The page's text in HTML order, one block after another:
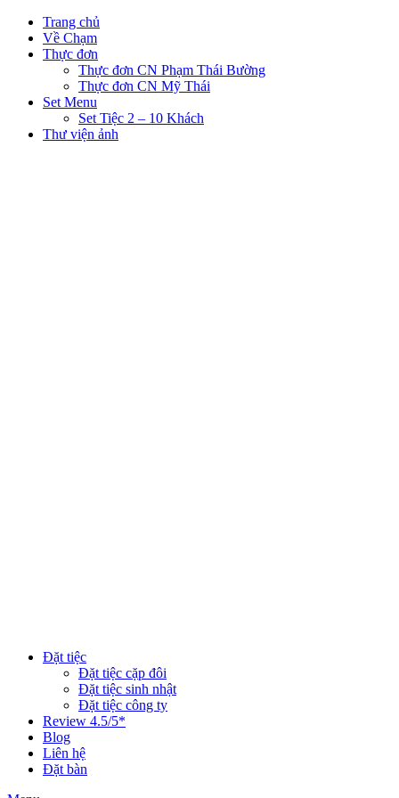
Trang chủ
Về Chạm
Thực đơn
Thực đơn CN Phạm Thái Bường
Thực đơn CN Mỹ Thái
Set Menu
Set Tiệc 2 – 10 Khách
Thư viện ảnh
Đặt tiệc
Đặt tiệc cặp đôi
Đặt tiệc sinh nhật
Đặt tiệc công ty
Review 4.5/5*
Blog
Liên hệ
Đặt bàn